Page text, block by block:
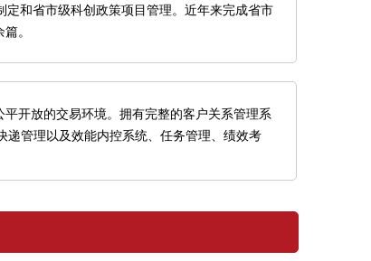
和省市级科创政策项目管理。近年来完成省市
。
开放的交易环境。拥有完整的客户关系管理系
管理以及效能内控系统、任务管理、绩效考